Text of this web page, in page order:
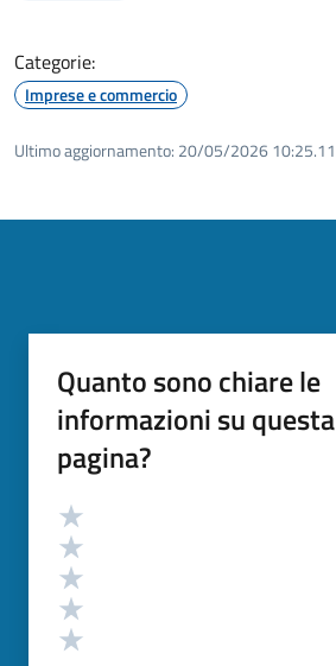
Categorie:
Imprese e commercio
Ultimo aggiornamento: 20/05/2026 10:25.11
Quanto sono chiare le
informazioni su questa
pagina?
Valutazione